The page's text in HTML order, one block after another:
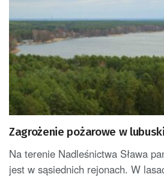
Zagrożenie pożarowe w
Na terenie Nadleśnictwa Sława
jest w sąsiednich rejonach. W